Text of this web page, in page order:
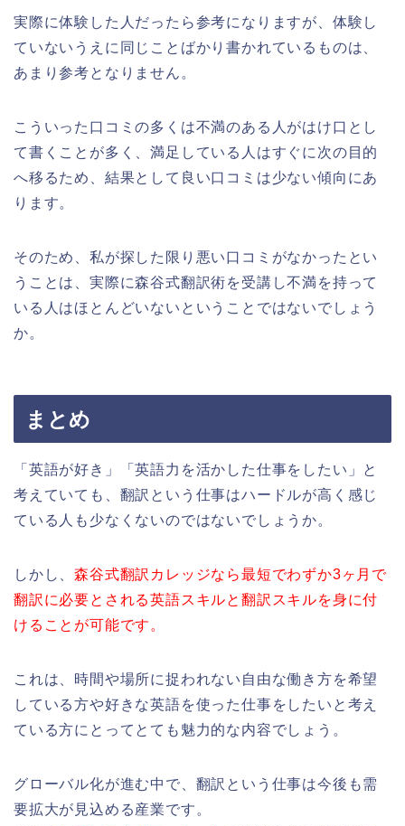
実際に体験した人だったら参考になりますが、体験し
ていないうえに同じことばかり書かれているものは、
あまり参考となりません。
こういった口コミの多くは不満のある人がはけ口とし
て書くことが多く、満足している人はすぐに次の目的
へ移るため、結果として良い口コミは少ない傾向にあ
ります。
そのため、私が探した限り悪い口コミがなかったとい
うことは、実際に森谷式翻訳術を受講し不満を持って
いる人はほとんどいないということではないでしょう
か。
まとめ
「英語が好き」「英語力を活かした仕事をしたい」と
考えていても、翻訳という仕事はハードルが高く感じ
ている人も少なくないのではないでしょうか。
しかし、森谷式翻訳カレッジなら最短でわずか3ヶ月で
翻訳に必要とされる英語スキルと翻訳スキルを身に付
けることが可能です。
これは、時間や場所に捉われない自由な働き方を希望
している方や好きな英語を使った仕事をしたいと考え
ている方にとってとても魅力的な内容でしょう。
グローバル化が進む中で、翻訳という仕事は今後も需
要拡大が見込める産業です。